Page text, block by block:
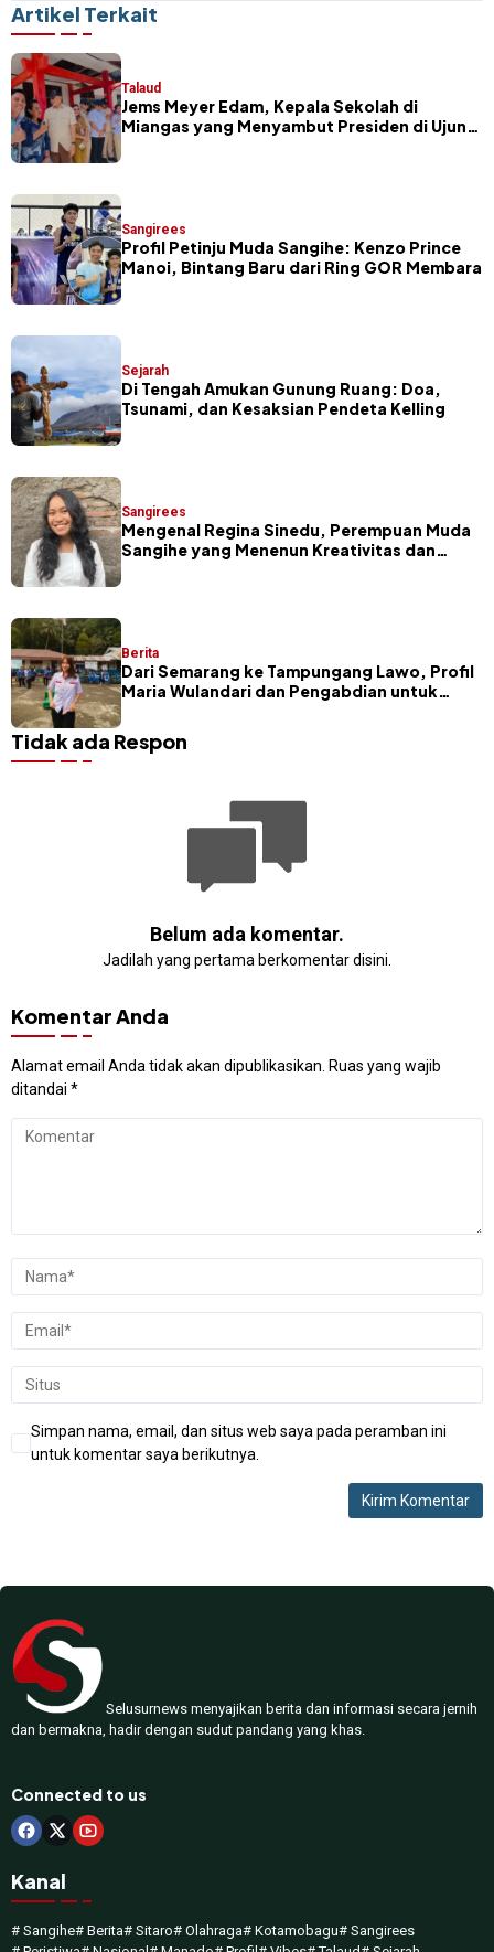
Artikel Terkait
Talaud
Jems Meyer Edam, Kepala Sekolah di
Miangas yang Menyambut Presiden di Ujung
Sangirees
Profil Petinju Muda Sangihe: Kenzo Prince
Manoi, Bintang Baru dari Ring GOR Membara
Sejarah
Di Tengah Amukan Gunung Ruang: Doa,
Tsunami, dan Kesaksian Pendeta Kelling
Sangirees
Mengenal Regina Sinedu, Perempuan Muda
Sangihe yang Menenun Kreativitas dan
Berita
Dari Semarang ke Tampungang Lawo, Profil
Maria Wulandari dan Pengabdian untuk
Tidak ada Respon
Belum ada komentar.
Jadilah yang pertama berkomentar disini.
Komentar Anda
Alamat email Anda tidak akan dipublikasikan. Ruas yang wajib
ditandai *
Simpan nama, email, dan situs web saya pada peramban ini
untuk komentar saya berikutnya.
Selusurnews menyajikan berita dan informasi secara jernih
dan bermakna, hadir dengan sudut pandang yang khas.
Connected to us
Kanal
# Sangihe# Berita# Sitaro# Olahraga# Kotamobagu# Sangirees